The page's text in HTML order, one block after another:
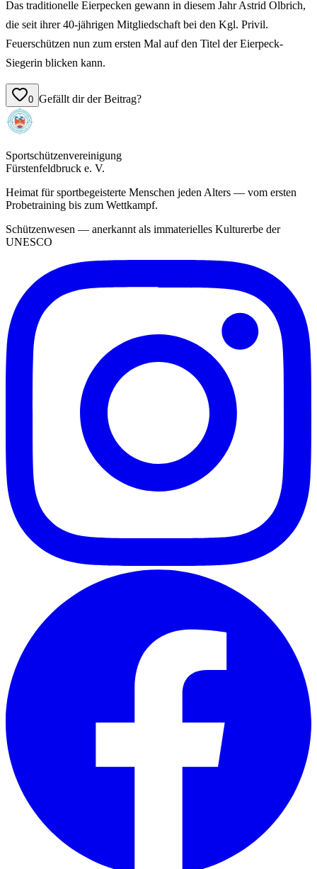
Das traditionelle Eierpecken gewann in diesem Jahr Astrid Olbrich,
die seit ihrer 40-jährigen Mitgliedschaft bei den Kgl. Privil.
Feuerschützen nun zum ersten Mal auf den Titel der Eierpeck-
Siegerin blicken kann.
0 Gefällt dir der Beitrag?
Sportschützenvereinigung
Fürstenfeldbruck e. V.
Heimat für sportbegeisterte Menschen jeden Alters — vom ersten
Probetraining bis zum Wettkampf.
Schützenwesen — anerkannt als immaterielles Kulturerbe der
UNESCO